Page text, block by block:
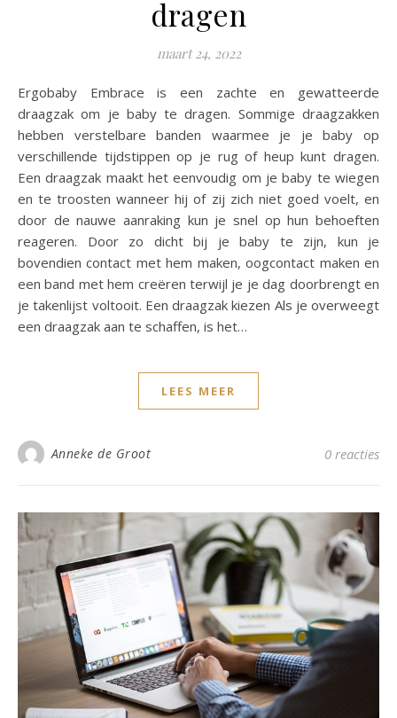
dragen
maart 24, 2022
Ergobaby Embrace is een zachte en gewatteerde
draagzak om je baby te dragen. Sommige draagzakken
hebben verstelbare banden waarmee je je baby op
verschillende tijdstippen op je rug of heup kunt dragen.
Een draagzak maakt het eenvoudig om je baby te wiegen
en te troosten wanneer hij of zij zich niet goed voelt, en
door de nauwe aanraking kun je snel op hun behoeften
reageren. Door zo dicht bij je baby te zijn, kun je
bovendien contact met hem maken, oogcontact maken en
een band met hem creëren terwijl je je dag doorbrengt en
je takenlijst voltooit. Een draagzak kiezen Als je overweegt
een draagzak aan te schaffen, is het…
LEES MEER
Anneke de Groot 0 reacties